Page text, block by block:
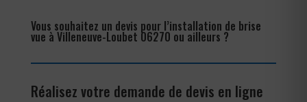
Vous souhaitez un devis pour l’installation de brise
vue à Villeneuve-Loubet 06270 ou ailleurs ?
Réalisez votre demande de devis en ligne